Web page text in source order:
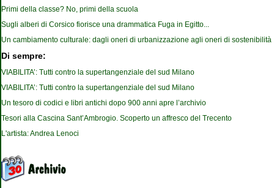
Primi della classe? No, primi della scuola
Sugli alberi di Corsico fiorisce una drammatica Fuga in Egitto...
Un cambiamento culturale: dagli oneri di urbanizzazione agli oneri di sostenibilità
Di sempre:
VIABILITA’: Tutti contro la supertangenziale del sud Milano
VIABILITA’: Tutti contro la supertangenziale del sud Milano
Un tesoro di codici e libri antichi dopo 900 anni apre l’archivio
Tesori alla Cascina Sant’Ambrogio. Scoperto un affresco del Trecento
L'artista: Andrea Lenoci